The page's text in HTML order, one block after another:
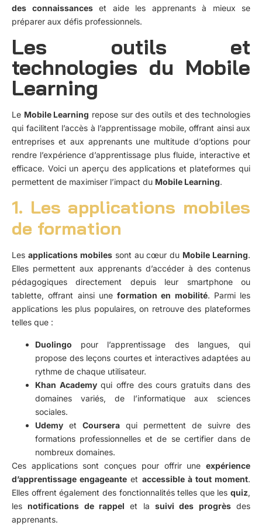
des connaissanceset aide les apprenants à mieux se
préparer aux défis professionnels.
Les outils et
technologies du Mobile
Learning
Le Mobile Learning repose sur des outils et des technologies
qui facilitent l’accès à l’apprentissage mobile, offrant ainsi aux
entreprises et aux apprenants une multitude d’options pour
rendre l’expérience d’apprentissage plus fluide, interactive et
efficace. Voici un aperçu des applications et plateformes qui
permettent de maximiser l’impact du Mobile Learning.
1. Les applications mobiles
de formation
Les applications mobilessont au cœur du Mobile Learning.
Elles permettent aux apprenants d’accéder à des contenus
pédagogiques directement depuis leur smartphone ou
tablette, offrant ainsi une formation en mobilité. Parmi les
applications les plus populaires, on retrouve des plateformes
telles que :
Duolingo pour l’apprentissage des langues, qui
propose des leçons courtes et interactives adaptées au
rythme de chaque utilisateur.
Khan Academyqui offre des cours gratuits dans des
domaines variés, de l’informatique aux sciences
sociales.
Udemy et Coursera qui permettent de suivre des
formations professionnelles et de se certifier dans de
nombreux domaines.
Ces applications sont conçues pour offrir une expérience
d’apprentissage engageante et accessible à tout moment.
Elles offrent également des fonctionnalités telles que les quiz,
lesnotifications de rappel et lasuivi des progrèsdes
apprenants.